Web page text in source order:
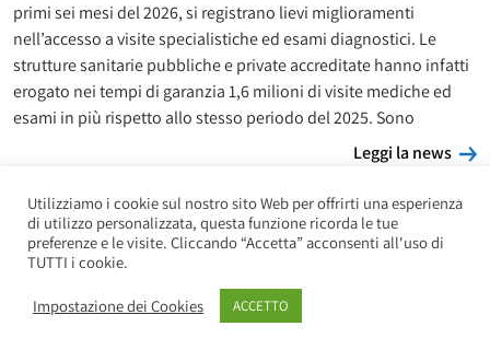
primi sei mesi del 2026, si registrano lievi miglioramenti
nell’accesso a visite specialistiche ed esami diagnostici. Le
strutture sanitarie pubbliche e private accreditate hanno infatti
erogato nei tempi di garanzia 1,6 milioni di visite mediche ed
esami in più rispetto allo stesso periodo del 2025. Sono
Leggi la news
Utilizziamo i cookie sul nostro sito Web per offrirti una esperienza
di utilizzo personalizzata, questa funzione ricorda le tue
preferenze e le visite. Cliccando “Accetta” acconsenti all'uso di
TUTTI i cookie.
Impostazione dei Cookies ACCETTO